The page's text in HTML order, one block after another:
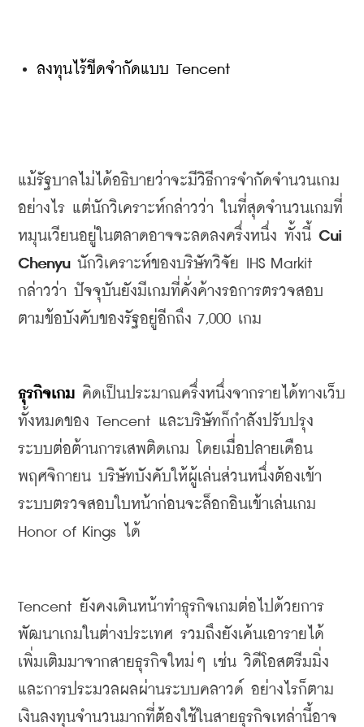
ลงทุนไร้ขีดจำกัดแบบ Tencent
แม้รัฐบาลไม่ได้อธิบายว่าจะมีวิธีการจำกัดจำนวนเกม
อย่างไร แต่นักวิเคราะห์กล่าวว่า
ในที่สุดจำนวนเกมที่
หมุนเวียนอยู่ในตลาดอาจจะลดลงครึ่งหนึ่ง ทั้งนี้ Cui
Chenyu นักวิเคราะห์ของบริษัทวิจัย
กล่าวว่า ปัจจุบันยังมีเกมที่คั่งค้างรอการตรวจสอบ
ตามข้อบังคับของรัฐอยู่อีกถึง 7,000 เกม
ธุรกิจเกม คิดเป็นประมาณครึ่งหนึ่งจากรายได้ทางเว็บ
ทั้งหมดของ Tencent และบริษัทก็กำลังปรับปรุง
ระบบต่อต้านการเสพติดเกม
โดยเมื่อปลายเดือน
พฤศจิกายน บริษัทบังคับให้ผู้เล่นส่วนหนึ่งต้องเข้า
ระบบตรวจสอบใบหน้าก่อนจะล็อกอินเข้าเล่นเกม
Honor of Kings
ได้
Tencent ยังคงเดินหน้าทำธุรกิจเกมต่อไปด้วยการ
พัฒนาเกมในต่างประเทศ รวมถึงยังเค้นเอารายได้
เพิ่มเติมมาจากสายธุรกิจใหม่ๆ เช่น วิดีโอสตรีมมิ่ง
และการประมวลผลผ่านระบบคลาวด์ อย่างไรก็ตาม
เงินลงทุนจำนวนมากที่ต้องใช้ในสายธุรกิจเหล่านี้อาจ